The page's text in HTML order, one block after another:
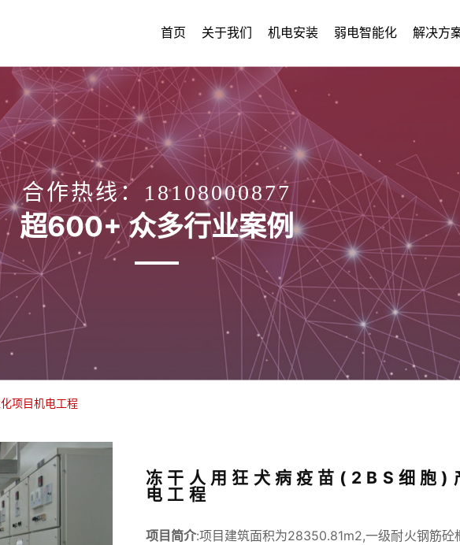
首页 关于我们 机电安装 弱电智能化 解决方
合作热线：18108000877
超600+ 众多行业案例
项目机电工程
冻干人用狂犬病疫苗(2BS细胞)
电工程
项目简介:项目建筑面积为28350.81m2,一级耐火钢筋砼